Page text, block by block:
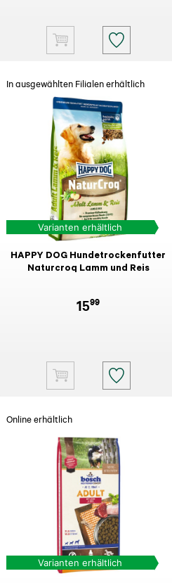
In ausgewählten Filialen erhältlich
Varianten erhältlich
HAPPY DOG Hundetrockenfutter
Naturcroq Lamm und Reis
1599
Online erhältlich
Varianten erhältlich